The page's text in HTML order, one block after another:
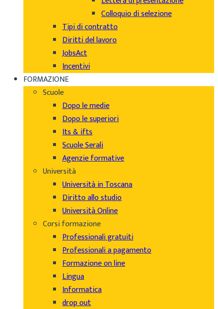
Colloquio di selezione
Tipi di contratto
Diritti del lavoro
JobsAct
Incentivi
FORMAZIONE
Scuole
Dopo le medie
Dopo le superiori
Its & ifts
Scuole Serali
Agenzie formative
Università
Università in Toscana
Diritto allo studio
Università Online
Corsi formazione
Professionali gratuiti
Professionali a pagamento
Formazione on line
Lingua
Informatica
drop out